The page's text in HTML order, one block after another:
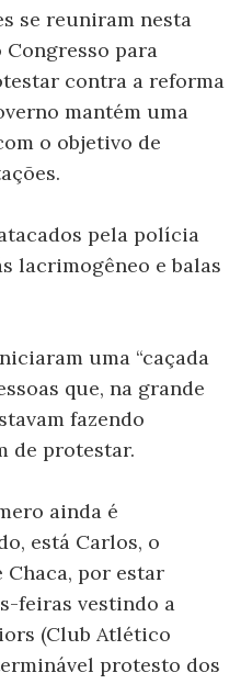
se reuniram nesta
para
contra a reforma
mantém uma
o objetivo de
pela polícia
lacrimogêneo e balas
uma “caçada
que, na grande
fazendo
de protestar.
ainda é
está Carlos, o
Chaca, por estar
feiras vestindo a
(Club Atlético
protesto dos